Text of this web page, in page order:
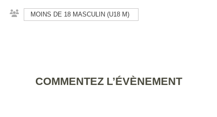
MOINS DE 18 MASCULIN (U18 M)
COMMENTEZ L’ÉVÈNEMENT